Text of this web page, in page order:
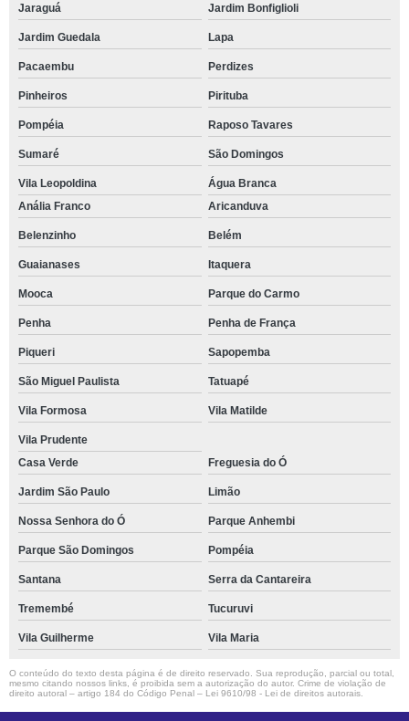
Jaraguá Jardim Bonfiglioli
Jardim Guedala Lapa
Pacaembu Perdizes
Pinheiros Pirituba
Pompéia Raposo Tavares
Sumaré São Domingos
Vila Leopoldina
Água Branca
Anália Franco
Aricanduva
Belenzinho Belém
Guaianases Itaquera
Mooca Parque do Carmo
Penha Penha de França
Piqueri Sapopemba
São Miguel Paulista Tatuapé
Vila Formosa Vila Matilde
Vila Prudente
Casa Verde
Freguesia do Ó
Jardim São Paulo Limão
Nossa Senhora do Ó Parque Anhembi
Parque São Domingos Pompéia
Santana Serra da Cantareira
Tremembé Tucuruvi
Vila Guilherme Vila Maria
O conteúdo do texto desta página é de direito reservado. Sua reprodução, parcial ou total,
mesmo citando nossos links, é proibida sem a autorização do autor. Crime de violação de
direito autoral – artigo 184 do Código Penal – Lei 9610/98 - Lei de direitos autorais